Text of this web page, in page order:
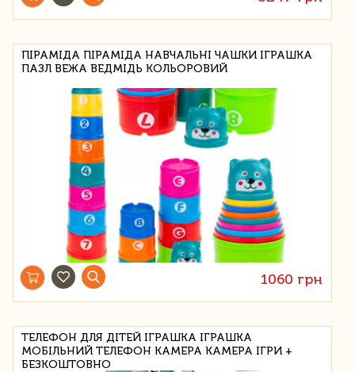
ПІРАМІДА ПІРАМІДА НАВЧАЛЬНІ ЧАШКИ ІГРАШКА
ПАЗЛ ВЕЖА ВЕДМІДЬ КОЛЬОРОВИЙ
1060 грн
ТЕЛЕФОН ДЛЯ ДІТЕЙ ІГРАШКА ІГРАШКА
МОБІЛЬНИЙ ТЕЛЕФОН КАМЕРА КАМЕРА ІГРИ +
БЕЗКОШТОВНО